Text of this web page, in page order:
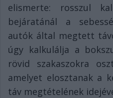
elismerte: rosszul
bejáratánál a
autók által megtett
úgy kalkulálja a
rövid szakaszokra
amelyet elosztanak a
táv megtételének